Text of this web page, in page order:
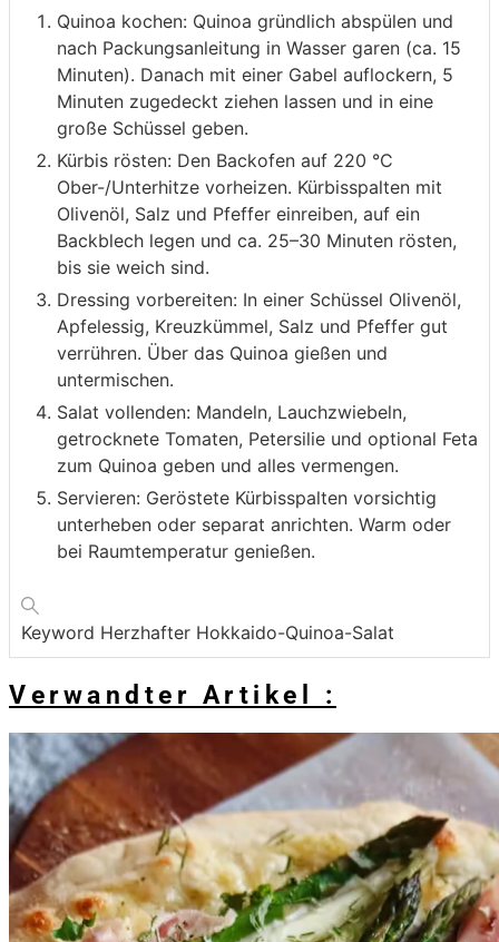
Quinoa kochen: Quinoa gründlich abspülen und
nach Packungsanleitung in Wasser garen (ca. 15
Minuten). Danach mit einer Gabel auflockern, 5
Minuten zugedeckt ziehen lassen und in eine
große Schüssel geben.
Kürbis rösten: Den Backofen auf 220 °C
Ober-/Unterhitze vorheizen. Kürbisspalten mit
Olivenöl, Salz und Pfeffer einreiben, auf ein
Backblech legen und ca. 25–30 Minuten rösten,
bis sie weich sind.
Dressing vorbereiten: In einer Schüssel Olivenöl,
Apfelessig, Kreuzkümmel, Salz und Pfeffer gut
verrühren. Über das Quinoa gießen und
untermischen.
Salat vollenden: Mandeln, Lauchzwiebeln,
getrocknete Tomaten, Petersilie und optional Feta
zum Quinoa geben und alles vermengen.
Servieren: Geröstete Kürbisspalten vorsichtig
unterheben oder separat anrichten. Warm oder
bei Raumtemperatur genießen.
Keyword Herzhafter Hokkaido-Quinoa-Salat
Verwandter Artikel :